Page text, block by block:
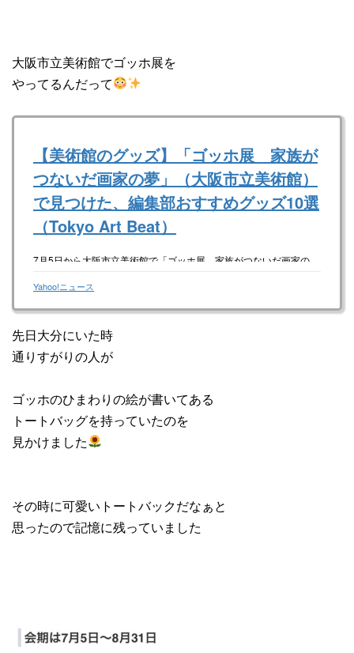
大阪市立美術館でゴッホ展を
やってるんだって
【美術館のグッズ】「ゴッホ展 家族が
つないだ画家の夢」（大阪市立美術館）
で見つけた、編集部おすすめグッズ10選
（Tokyo Art Beat）
7月5日から大阪市立美術館で「ゴッホ展 家族がつないだ画家の
本展は、ファン・ゴッホ家が受け継いできたファミリー・コレクシ
Yahoo!ニュース
先日大分にいた時
通りすがりの人が
ゴッホのひまわりの絵が書いてある
トートバッグを持っていたのを
見かけました
その時に可愛いトートバックだなぁと
思ったので記憶に残っていました